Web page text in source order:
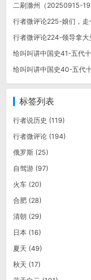
二刷滁州（20250915-19
行者微评论225-娘们，走
行者微评论224-领导拿大
给叫叫讲中国史41-五代十
给叫叫讲中国史40-五代十
标签列表
行者说历史 (119)
行者微评论(194)
俄罗斯(25)
自驾游(97)
火车(20)
合肥(28)
清朝 (29)
日本 (16)
夏天 (49)
秋天 (17)